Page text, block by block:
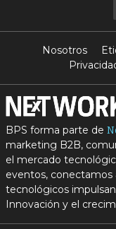
Nosotros
BPS forma parte de
marketing B2B,
el mercado
eventos, conectamos
tecnológicos
Innovación y el